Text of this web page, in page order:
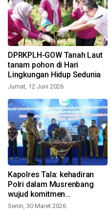
DPRKPLH-GOW Tanah Laut
tanam pohon di Hari
Lingkungan Hidup Sedunia
Jumat, 12 Juni 2026
Kapolres Tala: kehadiran
Polri dalam Musrenbang
wujud komitmen
mendukung pembangunan
Senin, 30 Maret 2026